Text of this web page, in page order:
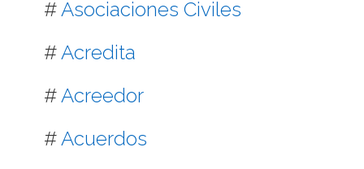
# Asociaciones Civiles
#Acredita
#Acreedor
#Acuerdos